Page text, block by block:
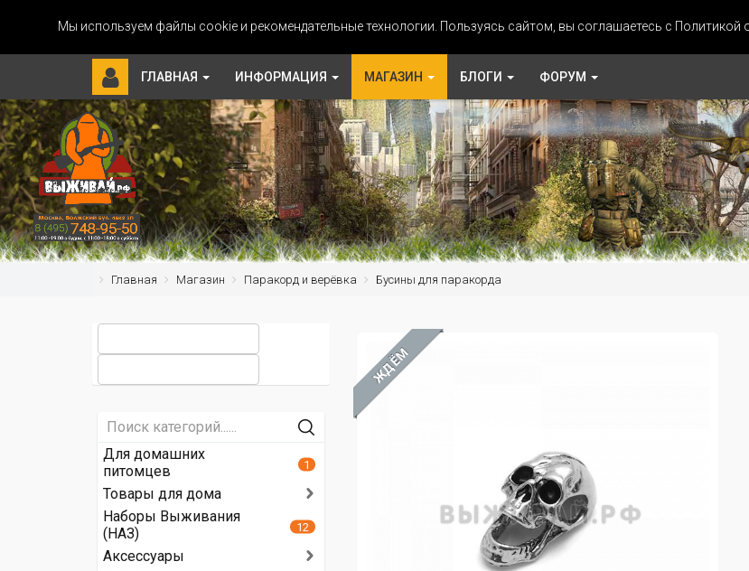
Мы используем файлы cookie и рекомендательные технологии. Пользуясь сайтом, вы соглашаетесь с Политикой
ГЛАВНАЯ ИНФОРМАЦИЯ МАГАЗИН БЛОГИ ФОРУМ
Главная Магазин Паракорд и верёвка Бусины для паракорда
ЖДЁМ
Для домашних
питомцев
1
Товары для дома
Наборы Выживания
(НАЗ)
12
Аксессуары